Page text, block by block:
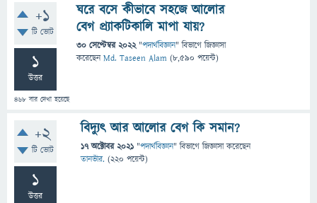
+1
টি ভোট
1
উত্তর
468 বার দেখা হয়েছে
ঘরে বসে কীভাবে সহজে আলোর
বেগ প্র্যাকটিকালি মাপা যায়?
30 সেপ্টেম্বর 2022 "পদার্থবিজ্ঞান" বিভাগে জিজ্ঞাসা
করেছেনMd. Taseen Alam (8,590 পয়েন্ট)
+2
টি ভোট
1
উত্তর
বিদ্যুৎ আর আলোর বেগ কি সমান?
17 অক্টোবর 2021 "পদার্থবিজ্ঞান" বিভাগে জিজ্ঞাসাকরেছেন
তানভীর. (220 পয়েন্ট)